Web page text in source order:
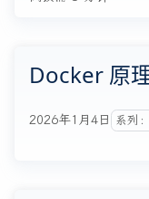
Docker 原
2026年1月4日 系列